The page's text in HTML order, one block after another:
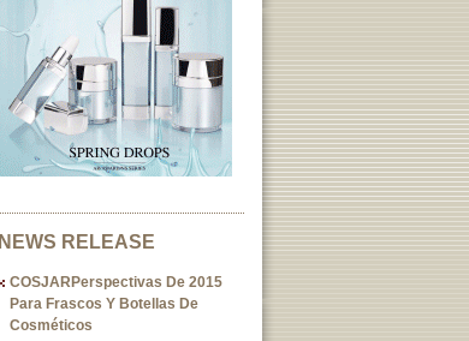
NEWS RELEASE
COSJARPerspectivas De 2015
Para Frascos Y Botellas De
Cosméticos